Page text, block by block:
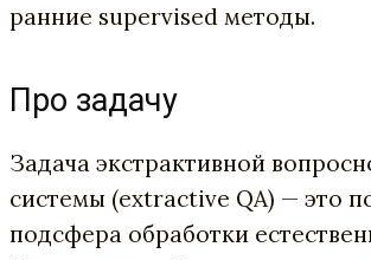
ранние supervised методы.
Про задачу
Задача экстрактивной
системы (extractive QA) — это
подсфера обработки